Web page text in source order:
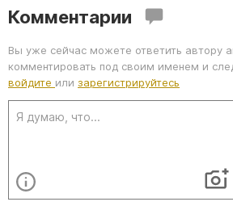
Комментарии
Вы уже сейчас можете ответить автору
комментировать под своим именем и
войдите или зарегистрируйтесь